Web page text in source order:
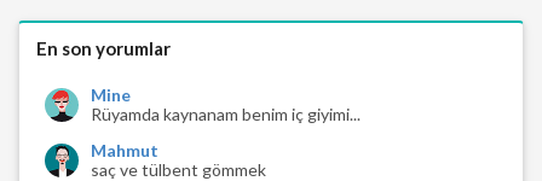
En son yorumlar
Mine
Rüyamda kaynanam benim iç giyimi...
Mahmut
saç ve tülbent gömmek